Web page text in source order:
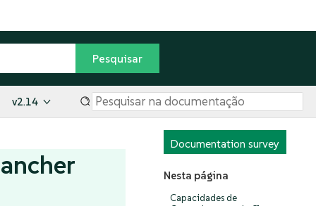
v2.14
Documentation survey
Nesta página
Capacidades de